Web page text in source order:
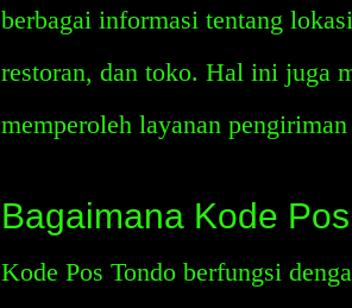
berbagai informasi tentang
restoran, dan toko. Hal ini juga
memperoleh layanan
Bagaimana Kode
Kode Pos Tondo berfungsi